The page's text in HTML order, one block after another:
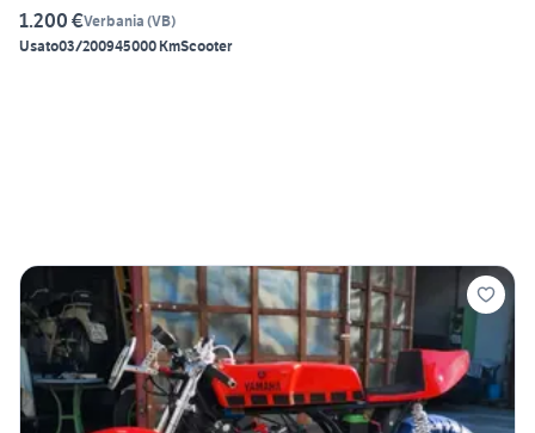
1.200 €Verbania (VB)
Usato03/200945000 KmScooter